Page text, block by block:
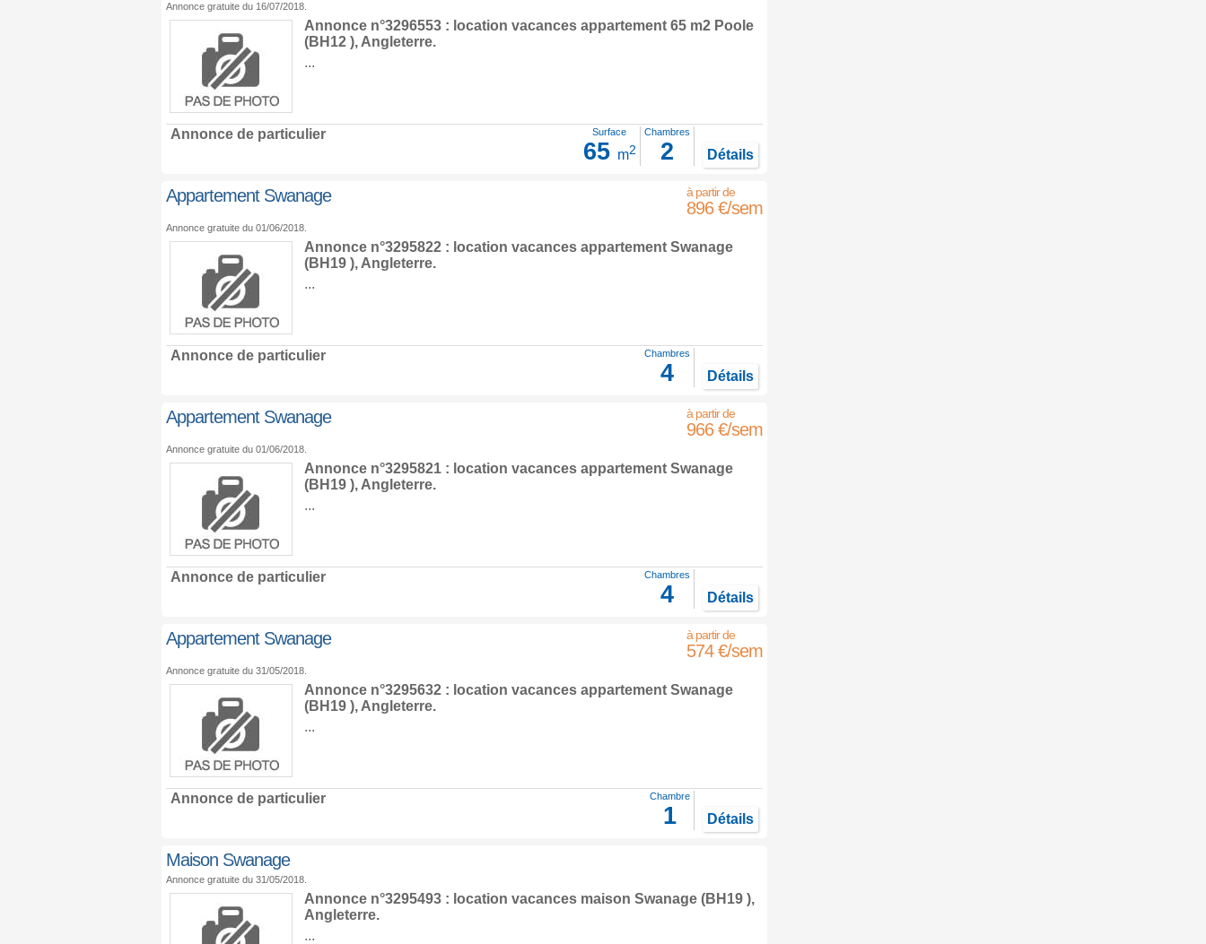
Annonce gratuite du 16/07/2018.
Annonce n°3296553 : location vacances appartement 65 m2 Poole
(BH12 ), Angleterre.
...
Annonce de particulier Surface
65 m2
Chambres
2 Détails
Appartement Swanage
896 €/sem
Annonce gratuite du 01/06/2018.
Annonce n°3295822 : location vacances appartement Swanage
(BH19 ), Angleterre.
...
Annonce de particulier Chambres
4 Détails
Appartement Swanage
966 €/sem
Annonce gratuite du 01/06/2018.
Annonce n°3295821 : location vacances appartement Swanage
(BH19 ), Angleterre.
...
Annonce de particulier Chambres
4 Détails
Appartement Swanage
574 €/sem
Annonce gratuite du 31/05/2018.
Annonce n°3295632 : location vacances appartement Swanage
(BH19 ), Angleterre.
...
Annonce de particulier Chambre
1 Détails
Maison Swanage
Annonce gratuite du 31/05/2018.
Annonce n°3295493 : location vacances maison Swanage(BH19 ),
Angleterre.
...